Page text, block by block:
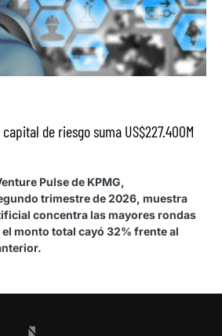
de riesgo suma US$227.400M
Pulse de KPMG,
trimestre de 2026, muestra
concentra las mayores rondas
monto total cayó 32% frente al